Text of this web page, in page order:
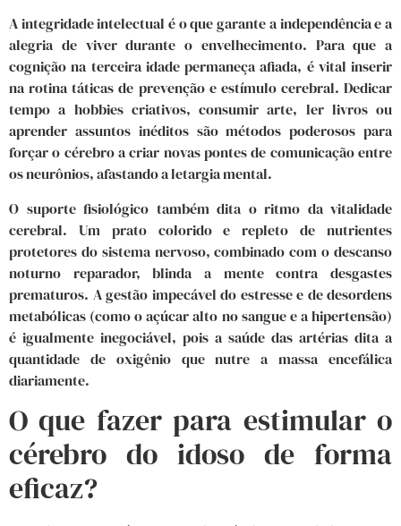
A integridade intelectual é o que garante a independência e a
alegria de viver durante o envelhecimento. Para que a
cognição na terceira idade permaneça afiada, é vital inserir
na rotina táticas de prevenção e estímulo cerebral. Dedicar
tempo a hobbies criativos, consumir arte, ler livros ou
aprender assuntos inéditos são métodos poderosos para
forçar o cérebro a criar novas pontes de comunicação entre
os neurônios, afastando a letargia mental.
O suporte fisiológico também dita o ritmo da vitalidade
cerebral. Um prato colorido e repleto de nutrientes
protetores do sistema nervoso, combinado com o descanso
noturno reparador, blinda a mente contra desgastes
prematuros. A gestão impecável do estresse e de desordens
metabólicas (como o açúcar alto no sangue e a hipertensão)
é igualmente inegociável, pois a saúde das artérias dita a
quantidade de oxigênio que nutre a massa encefálica
diariamente.
O que fazer para estimular o
cérebro do idoso de forma
eficaz?